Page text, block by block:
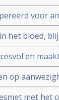
risico
voor
binnen een
het bloed,
en
op
MC
met het